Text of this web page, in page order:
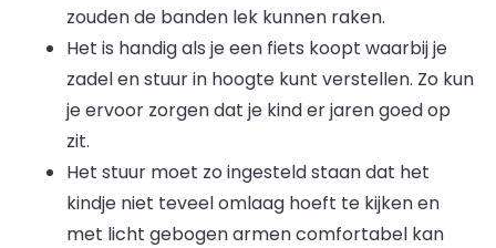
zouden de banden lek kunnen raken.
Het is handig als je een fiets koopt waarbij je
zadel en stuur in hoogte kunt verstellen. Zo kun
je ervoor zorgen dat je kind er jaren goed op
zit.
Het stuur moet zo ingesteld staan dat het
kindje niet teveel omlaag hoeft te kijken en
met licht gebogen armen comfortabel kan